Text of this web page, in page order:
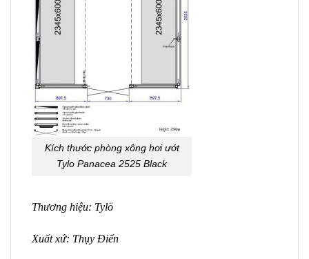
Kích thước phòng xông hơi ướt
Tylo Panacea 2525 Black
Thương hiệu: Tylö
Xuất xứ: Thụy Điển